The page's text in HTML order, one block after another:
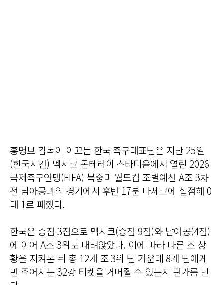
홍명보 감독이 이끄는 한국 축구대표팀은 지난 25일
(한국시간) 멕시코 몬테레이 스타디움에서 열린 2026
국제축구연맹(FIFA) 북중미 월드컵 조별예선 A조 3차
전 남아공과의 경기에서 후반 17분 마세코에 실점해 0
대 1로 패했다.
한국은 승점 3점으로 멕시코(승점 9점)와 남아공(4점)
에 이어 A조 3위로 내려앉았다. 이에 따라 다른 조 상
황을 지켜본 뒤 총 12개 조 3위 팀 가운데 8개 팀에게
만 주어지는 32강 티켓을 거머쥘 수 있는지 판가름 난